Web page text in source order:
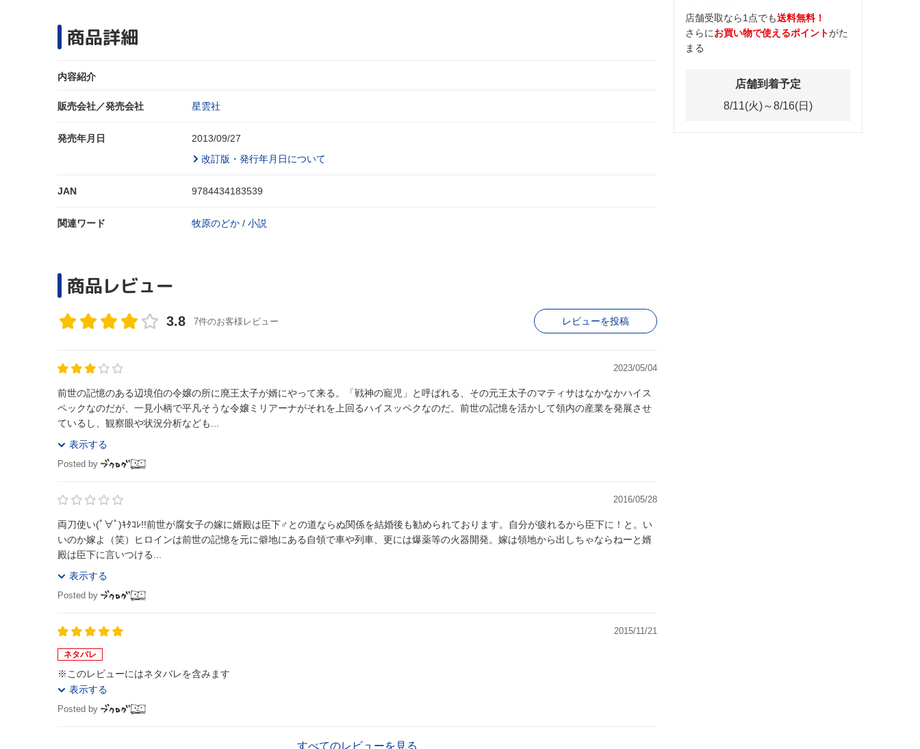
商品詳細
内容紹介
販売会社／発売会社 星雲社
発売年月日
2013/09/27
改訂版・発行年月日について
JAN 9784434183539
関連ワード 牧原のどか / 小説
店舗受取なら1点でも送料無料！
さらにお買い物で使えるポイントがた
まる
店舗到着予定
8/11(火)～8/16(日)
商品レビュー
3.8 7件のお客様レビュー レビューを投稿
2023/05/04
前世の記憶のある辺境伯の令嬢の所に廃王太子が婿にやって来る。「戦神の寵児」と呼ばれる、その元王太子のマティサはなかなかハイス
ペックなのだが、一見小柄で平凡そうな令嬢ミリアーナがそれを上回るハイスッペクなのだ。前世の記憶を活かして領内の産業を発展させ
ているし、観察眼や状況分析なども...
表示する
Posted by
2016/05/28
両刀使い(ﾟ∀ﾟ)ｷﾀｺﾚ!!前世が腐女子の嫁に婿殿は臣下♂との道ならぬ関係を結婚後も勧められております。自分が疲れるから臣下に！と。い
いのか嫁よ（笑）ヒロインは前世の記憶を元に僻地にある自領で車や列車、更には爆薬等の火器開発。嫁は領地から出しちゃならねーと婿
殿は臣下に言いつける...
表示する
Posted by
2015/11/21
ネタバレ
※このレビューにはネタバレを含みます
表示する
Posted by
すべてのレビューを見る